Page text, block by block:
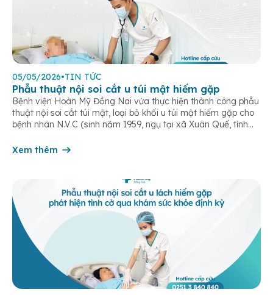
05/05/2026•TIN TỨC
Phẫu thuật nội soi cắt u túi mật hiếm gặp
Bệnh viện Hoàn Mỹ Đồng Nai vừa thực hiện thành công phẫu
thuật nội soi cắt túi mật, loại bỏ khối u túi mật hiếm gặp cho
bệnh nhân N.V.C (sinh năm 1959, ngụ tại xã Xuân Quế, tỉnh
thượng vị kéo dài, kèm […]
Xem thêm